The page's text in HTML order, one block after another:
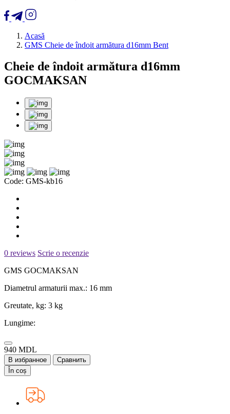
Acasă
GMS Cheie de îndoit armătura d16mm Bent
Cheie de îndoit armătura d16mm
GOCMAKSAN
Code: GMS-kb16
0 reviews Scrie o recenzie
GMS GOCMAKSAN
Diametrul armaturii max.: 16 mm
Greutate, kg: 3 kg
Lungime:
940 MDL
В избранное
Сравнить
În coș